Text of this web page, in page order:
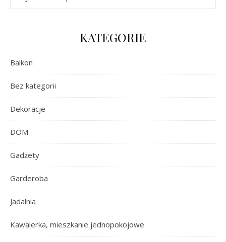
KATEGORIE
Balkon
Bez kategorii
Dekoracje
DOM
Gadżety
Garderoba
Jadalnia
Kawalerka, mieszkanie jednopokojowe